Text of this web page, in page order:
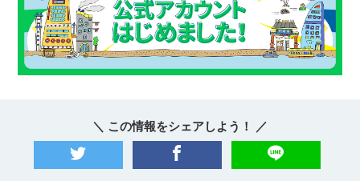
＼ この情報をシェアしよう！ ／